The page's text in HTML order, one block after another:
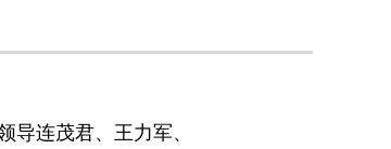
连茂君、王力军、